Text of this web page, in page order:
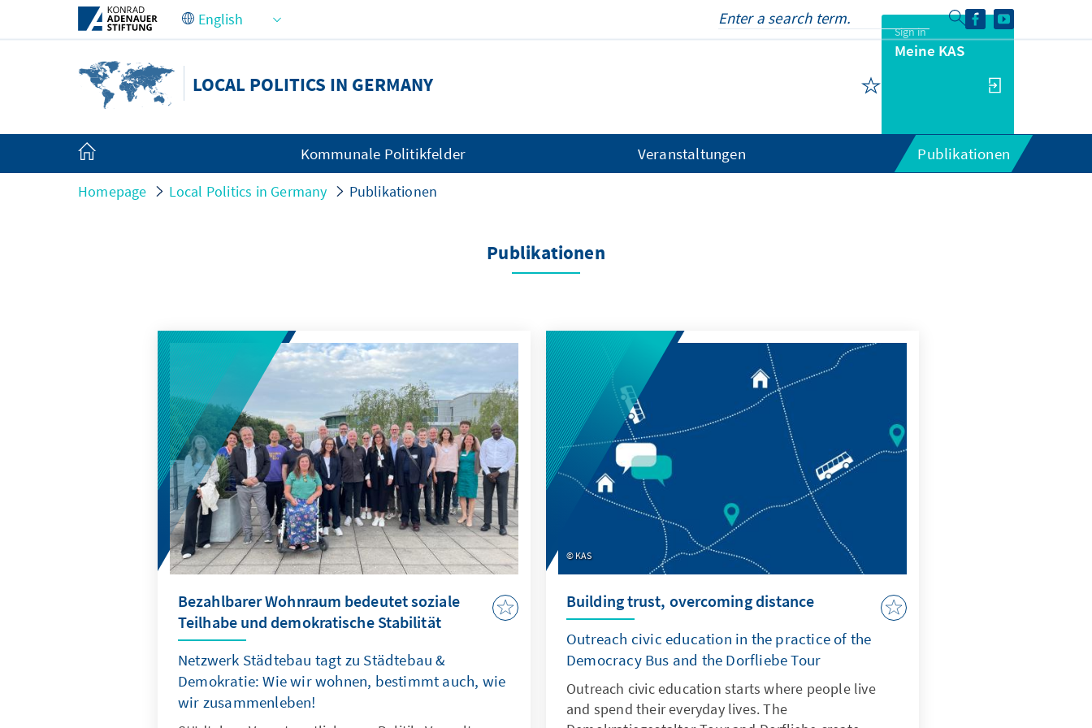
Skip to Main Content
LOCAL POLITICS IN GERMANY
Sign in
Meine KAS
Kommunale Politikfelder Veranstaltungen Publikationen
Homepage Local Politics in Germany Publikationen
Publikationen
Bezahlbarer Wohnraum bedeutet soziale
Teilhabe und demokratische Stabilität
Netzwerk Städtebau tagt zu Städtebau &
Demokratie: Wie wir wohnen, bestimmt auch, wie
wir zusammenleben!
KAS
Building trust, overcoming distance
Outreach civic education in the practice of the
Democracy Bus and the Dorfliebe Tour
Outreach civic education starts where people live
and spend their everyday lives. The